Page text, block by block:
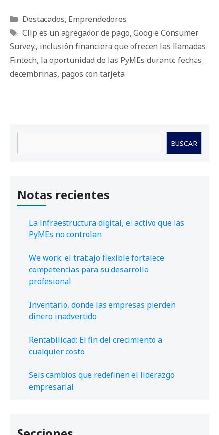
Categorías
Destacados, Emprendedores
Etiquetas
Clip es un agregador de pago, Google Consumer
Survey., inclusión financiera que ofrecen las llamadas
Fintech, la oportunidad de las PyMEs durante fechas
decembrinas, pagos con tarjeta
BUSCAR
Notas recientes
La infraestructura digital, el activo que las
PyMEs no controlan
We work: el trabajo flexible fortalece
competencias para su desarrollo
profesional
Inventario, donde las empresas pierden
dinero inadvertido
Rentabilidad: El fin del crecimiento a
cualquier costo
Seis cambios que redefinen el liderazgo
empresarial